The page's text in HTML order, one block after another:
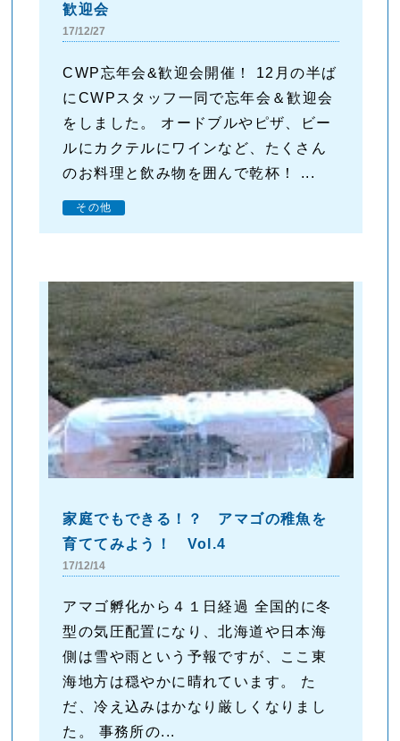
歓迎会
17/12/27
CWP忘年会&歓迎会開催！ 12月の半ば
にCWPスタッフ一同で忘年会＆歓迎会
をしました。 オードブルやピザ、ビー
ルにカクテルにワインなど、たくさん
のお料理と飲み物を囲んで乾杯！ ...
その他
家庭でもできる！？ アマゴの稚魚を
育ててみよう！ Vol.4
17/12/14
アマゴ孵化から４１日経過 全国的に冬
型の気圧配置になり、北海道や日本海
側は雪や雨という予報ですが、ここ東
海地方は穏やかに晴れています。 た
だ、冷え込みはかなり厳しくなりまし
た。 事務所の...